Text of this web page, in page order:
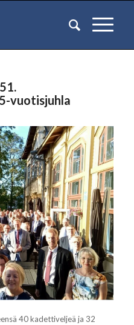
vuotisjuhla
40 kadettiveljeä ja 32